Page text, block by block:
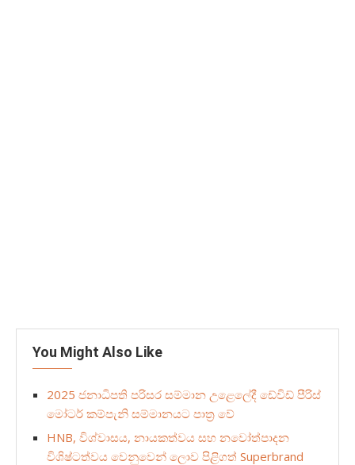
You Might Also Like
2025 ජනාධිපති පරිසර සම්මාන උළෙලේදී ඩේවිඩ් පීරිස්
මෝටර් කම්පැනි සම්මානයට පාත්‍ර වේ
HNB, විශ්වාසය, නායකත්වය සහ නවෝත්පාදන
විශිෂ්ටත්වය වෙනුවෙන් ලොව පිළිගත් Superbrand